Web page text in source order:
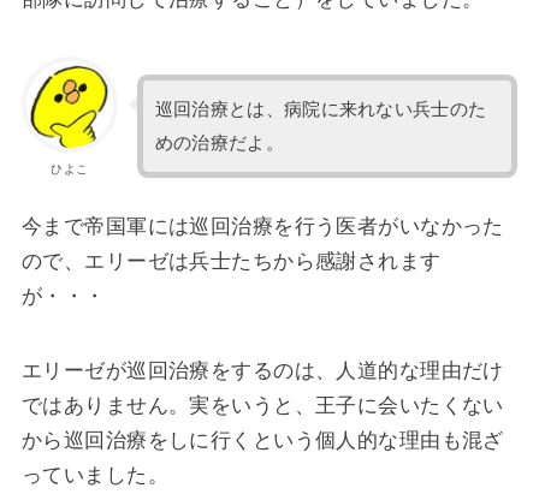
ひよこ
巡回治療とは、病院に来れない兵士のた
めの治療だよ。
今まで帝国軍には巡回治療を行う医者がいなかった
ので、エリーゼは兵士たちから感謝されます
が・・・
エリーゼが巡回治療をするのは、人道的な理由だけ
ではありません。実をいうと、王子に会いたくない
から巡回治療をしに行くという個人的な理由も混ざ
っていました。